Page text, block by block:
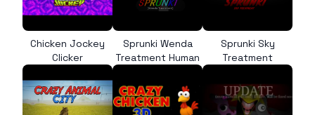
Chicken Jockey
Clicker
Sprunki Wenda
Treatment Human
Sprunki Sky
Treatment